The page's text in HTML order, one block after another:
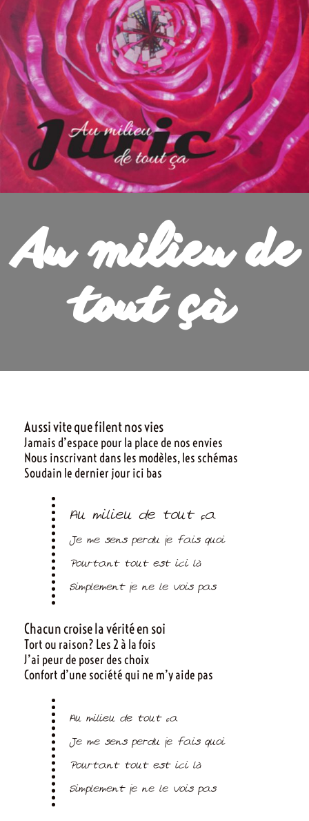
Au milieu de
tout çà
Aussi vite que filent nos vies
Jamais d’espace pour la place de nos envies
Nous inscrivant dans les modèles, les schémas
Soudain le dernier jour ici bas
Au milieu de tout ça
Je me sens perdu je fais quoi
Pourtant tout est ici là
Simplement je ne le vois pas
Chacun croise la vérité en soi
Tort ou raison? Les 2 à la fois
J’ai peur de poser des choix
Confort d’une société qui ne m’y aide pas
Au milieu de tout ça
Je me sens perdu je fais quoi
Pourtant tout est ici là
Simplement je ne le vois pas